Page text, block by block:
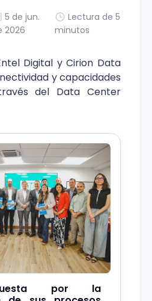
5 de jun.
2026
Lectura de 5
minutos
Digital y Cirion Data
y capacidades
del Data Center
por la